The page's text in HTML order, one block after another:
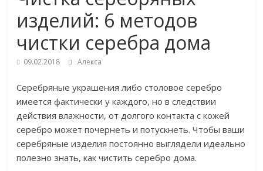
статей
для
женщин
изделий: 6 методов
чистки серебра дома
09.02.2018 Алекса
Серебряные украшения либо столовое серебро
имеется фактически у каждого, но в следствии
действия влажности, от долгого контакта с кожей
серебро может почернеть и потускнеть. Чтобы ваши
серебряные изделия постоянно выглядели идеально
полезно знать, как чистить серебро дома.